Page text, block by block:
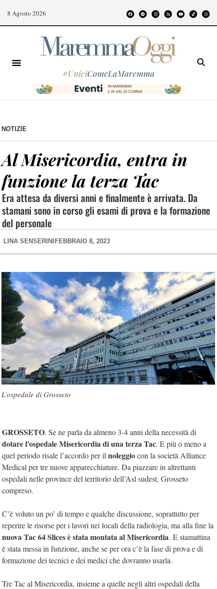
8 Agosto 2026
#UniciComeLaMaremma
NOTIZIE
Al Misericordia, entra in
funzione la terza Tac
Era attesa da diversi anni e finalmente è arrivata. Da
stamani sono in corso gli esami di prova e la formazione
del personale
LINA SENSERINI FEBBRAIO 8, 2023
L’ospedale di Grosseto
GROSSETO. Se ne parla da almeno 3-4 anni della necessità di
dotare l’ospedale Misericordia di una terza Tac. E più o meno a
quel periodo risale l’accordo per il noleggiocon la società Alliance
Medical per tre nuove apparecchiature. Da piazzare in altrettanti
ospedali nelle province del territorio dell’Asl sudest, Grosseto
compreso.
C’è voluto un po’ di tempo e qualche discussione, soprattutto per
reperire le risorse per i lavori nei locali della radiologia, ma alla fine la
nuova Tac 64 Slices è stata montata al Misericordia. E stamattina
è stata messa in funzione, anche se per ora c’è la fase di prova e di
formazione dei tecnici e dei medici che dovranno usarla.
Tre Tac al Misericordia, insieme a quelle negli altri ospedali della